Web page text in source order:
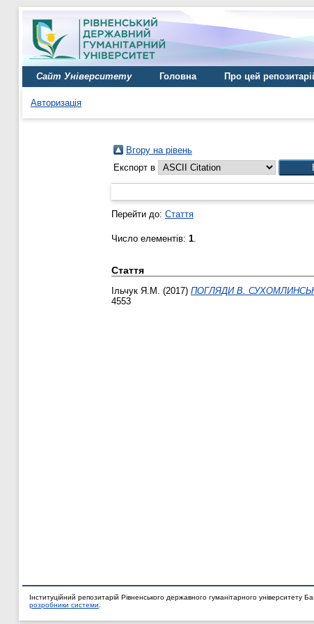
Сайт Університету Головна Про цей
Авторизація
Вгору на рівень
Експорт в
Перейти до: Стаття
Число елементів: 1.
Стаття
Ільчук Я.М. (2017) ПОГЛЯДИ В.
4553
Інституційний репозитарій Рівненського державного гуманітарного університету
розробники системи